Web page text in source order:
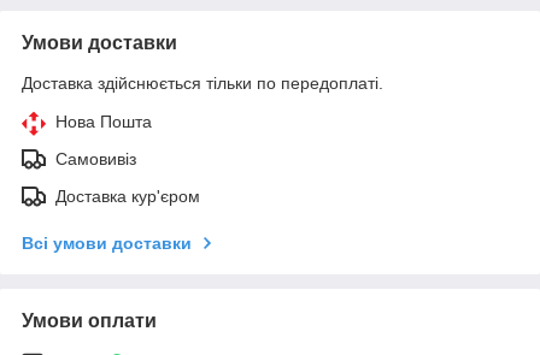
Умови доставки
Доставка здійснюється тільки по передоплаті.
Нова Пошта
Самовивіз
Доставка кур'єром
Всі умови доставки
Умови оплати